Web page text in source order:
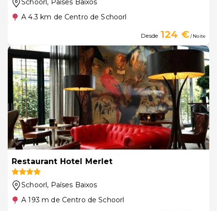
Schoorl, Países Baixos
A 4.3 km de Centro de Schoorl
Desde 124 €/ Noite
Restaurant Hotel Merlet
Schoorl, Países Baixos
A 193 m de Centro de Schoorl